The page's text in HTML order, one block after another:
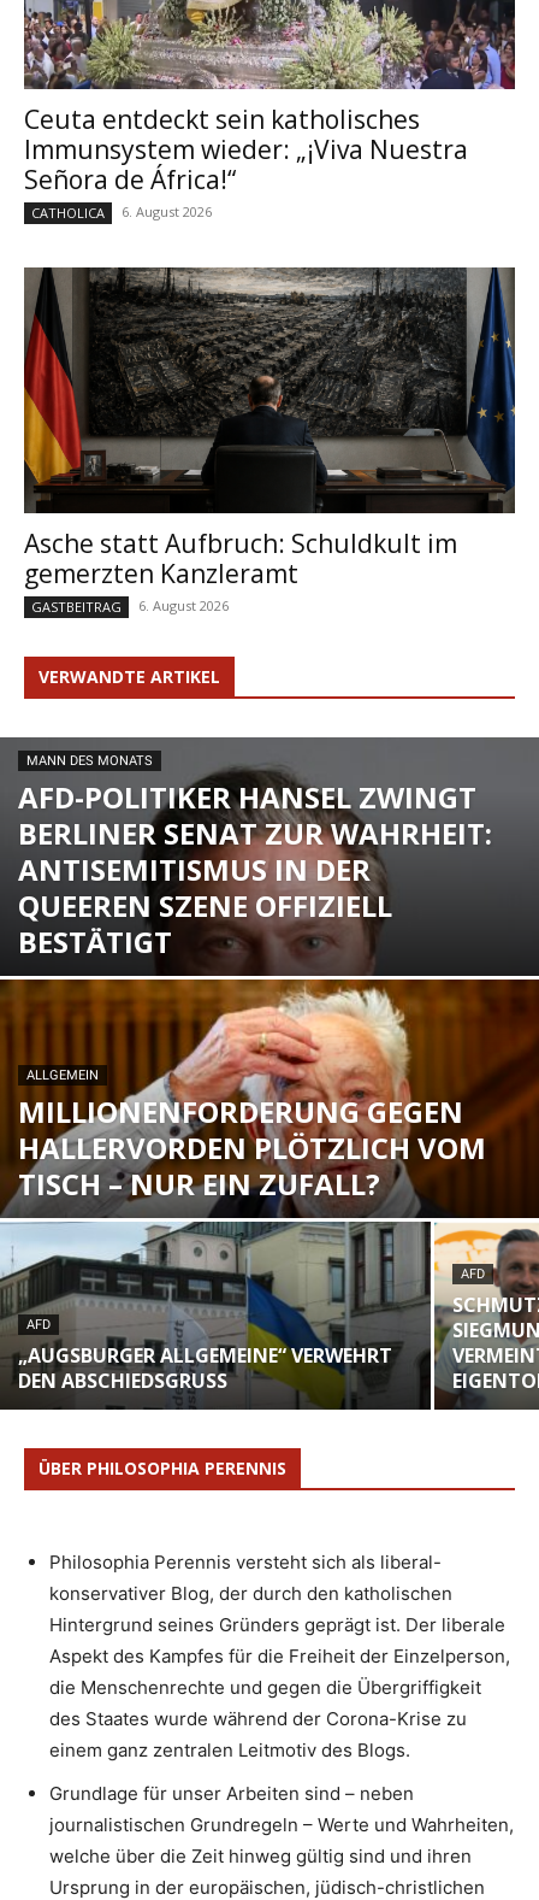
Ceuta entdeckt sein katholisches
Immunsystem wieder: „¡Viva Nuestra
Señora de África!“
CATHOLICA 6. August 2026
Asche statt Aufbruch: Schuldkult im
gemerzten Kanzleramt
GASTBEITRAG 6. August 2026
VERWANDTE ARTIKEL
MANN DES MONATS
AFD-POLITIKER HANSEL ZWINGT
BERLINER SENAT ZUR WAHRHEIT:
ANTISEMITISMUS IN DER
QUEEREN SZENE OFFIZIELL
BESTÄTIGT
ALLGEMEIN
MILLIONENFORDERUNG GEGEN
HALLERVORDEN PLÖTZLICH VOM
TISCH – NUR EIN ZUFALL?
AFD
„AUGSBURGER ALLGEMEINE“ VERWEHRT
DEN ABSCHIEDSGRUSS
AFD
ÜBER PHILOSOPHIA PERENNIS
Philosophia Perennis versteht sich als liberal-
konservativer Blog, der durch den katholischen
Hintergrund seines Gründers geprägt ist. Der liberale
Aspekt des Kampfes für die Freiheit der Einzelperson,
die Menschenrechte und gegen die Übergriffigkeit
des Staates wurde während der Corona-Krise zu
einem ganz zentralen Leitmotiv des Blogs.
Grundlage für unser Arbeiten sind – neben
journalistischen Grundregeln – Werte und Wahrheiten,
welche über die Zeit hinweg gültig sind und ihren
Ursprung in der europäischen, jüdisch-christlichen